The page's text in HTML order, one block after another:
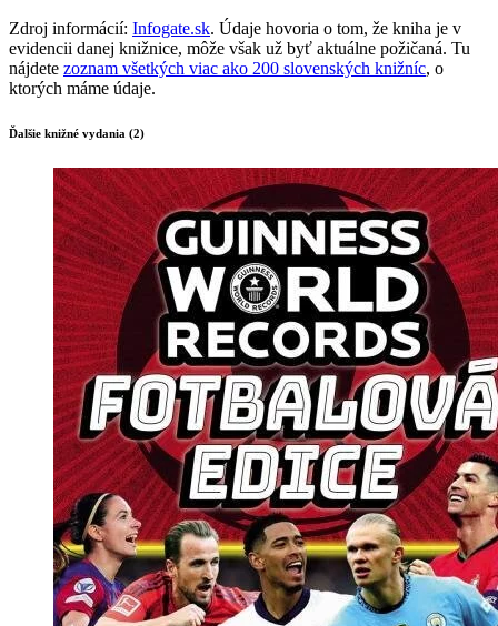
Zdroj informácií: Infogate.sk. Údaje hovoria o tom, že kniha je v
evidencii danej knižnice, môže však už byť aktuálne požičaná. Tu
nájdete zoznam všetkých viac ako 200 slovenských knižníc, o
ktorých máme údaje.
Ďalšie knižné vydania (2)